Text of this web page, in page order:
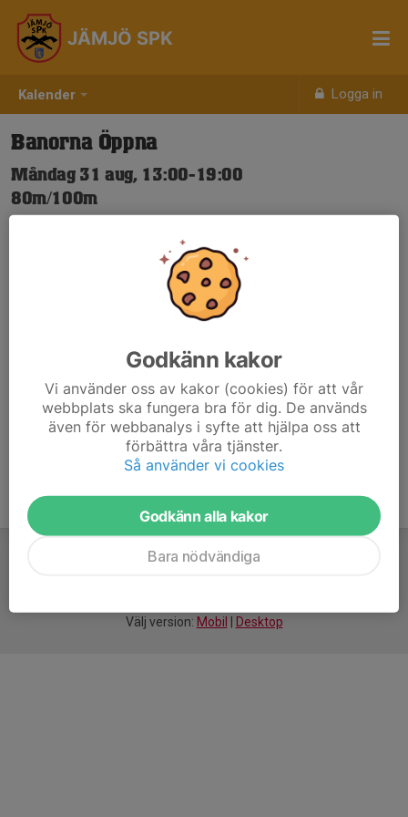
Kalender Logga in
JÄMJÖ SPK
Banorna Öppna
Måndag 31 aug, 13:00-19:00
80m/100m
Nya Skjuttider-igen.pdf
Välj version: Mobil Desktop
Godkänn kakor
Vi använder oss av kakor (cookies) för att vår
webbplats ska fungera bra för dig. De används
även för webbanalys i syfte att hjälpa oss att
förbättra våra tjänster.
Så använder vi cookies
Godkänn alla kakor
Bara nödvändiga